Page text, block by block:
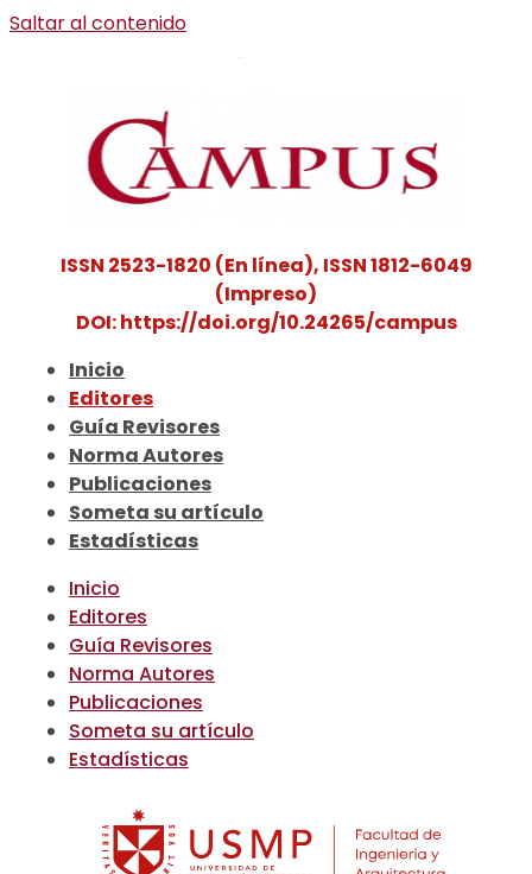
Saltar al contenido
ISSN 2523-1820 (En línea), ISSN 1812-6049
(Impreso)
DOI: https://doi.org/10.24265/campus
Inicio
Editores
Guía Revisores
Norma Autores
Publicaciones
Someta su artículo
Estadísticas
Inicio
Editores
Guía Revisores
Norma Autores
Publicaciones
Someta su artículo
Estadísticas